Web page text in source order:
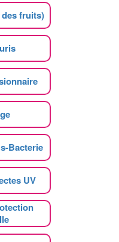
fruits)
Bacterie
UV